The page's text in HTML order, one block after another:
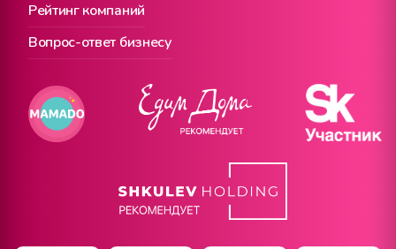
Рейтинг компаний
Вопрос-ответ бизнесу